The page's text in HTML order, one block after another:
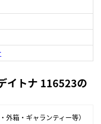
イトナ 116523の
箱・ギャランティー等）